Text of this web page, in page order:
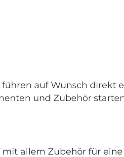
auf Wunsch direkt
und Zubehör
allem Zubehör für